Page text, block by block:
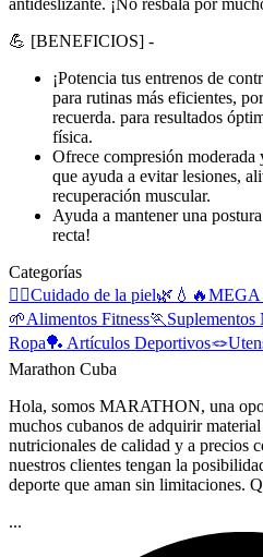
💪 [BENEFICIOS] -
¡Potencia tus entrenos de
para rutinas más eficientes,
recuerda. para resultados
física.
Ofrece compresión
que ayuda a evitar lesiones,
recuperación muscular.
Ayuda a mantener una
recta!
Categorías
🧖‍♀️Cuidado de la piel🌿💧
🌱Alimentos Fitness🏃Suplementos
Ropa🏓 Artículos Deportivos
Marathon Cuba
Hola, somos MARATHON, una
muchos cubanos de adquirir
nutricionales de calidad y a precios
nuestros clientes tengan la
deporte que aman sin
...